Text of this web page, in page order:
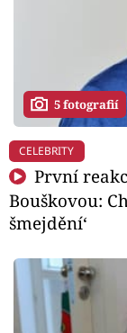
5 fotografií
CELEBRITY
První
Bouškovou:
šmejdění‘